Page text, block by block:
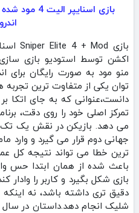
منو مود به صورت رایگان برای
توان یکی از متفاوت‌ ترین
دانست،عنوانی که به‌ جای اتکا
تمرکز اصلی خود را روی دقت،
می‌ دهد. بازیکن در نقش یک تک‌
جهانی دوم قرار می‌ گیرد و
ترین خطا می‌ تواند نتیجه کل
باعث شده از همان ابتدا حس
بازی شکل بگیرد و کاربر را
دقیق‌ تری داشته باشد، نه